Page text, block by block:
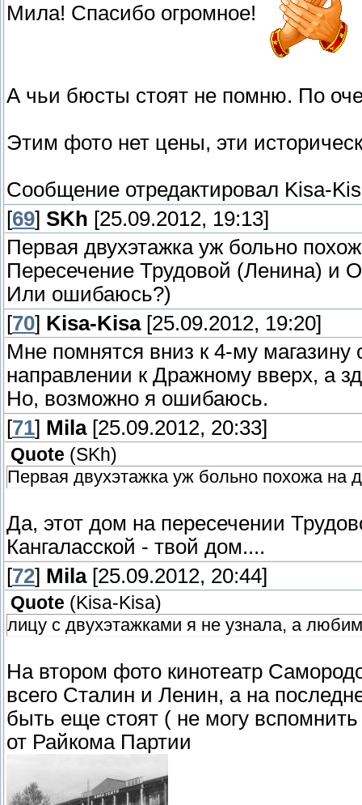
Мила! Спасибо огромное!
А чьи бюсты стоят не помню. По
Этим фото нет цены, эти
Сообщение отредактировал Kisa-
[69] SKh [25.09.2012, 19:13]
Первая двухэтажка уж больно
Пересечение Трудовой (Ленина) и
Или ошибаюсь?)
[70] Kisa-Kisa[25.09.2012, 19:20]
Мне помнятся вниз к 4-му магазину
направлении к Дражному вверх, а
Но, возможно я ошибаюсь.
[71] Mila[25.09.2012, 20:33]
Quote (SKh)
Первая двухэтажка уж больно похожа на
Да, этот дом на пересечении
Кангаласской - твой дом....
[72] Mila[25.09.2012, 20:44]
Quote ( Kisa-Kisa)
лицу с двухэтажками я не узнала, а
На втором фото кинотеатр
всего Сталин и Ленин, а на
быть еще стоят ( не могу
от Райкома Партии